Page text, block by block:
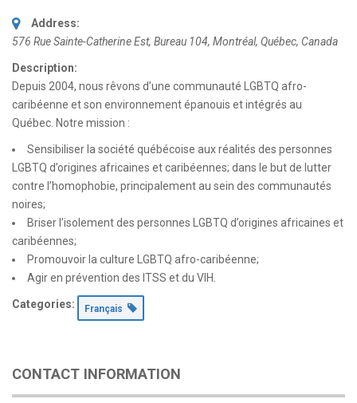
Address:
576 Rue Sainte-Catherine Est, Bureau 104, Montréal, Québec, Canada
Description:
Depuis 2004, nous rêvons d’une communauté LGBTQ afro-
caribéenne et son environnement épanouis et intégrés au
Québec. Notre mission :
Sensibiliser la société québécoise aux réalités des personnes
LGBTQ d’origines africaines et caribéennes; dans le but de lutter
contre l’homophobie, principalement au sein des communautés
noires;
Briser l’isolement des personnes LGBTQ d’origines africaines et
caribéennes;
Promouvoir la culture LGBTQ afro-caribéenne;
Agir en prévention des ITSS et du VIH.
Categories: Français
CONTACT INFORMATION